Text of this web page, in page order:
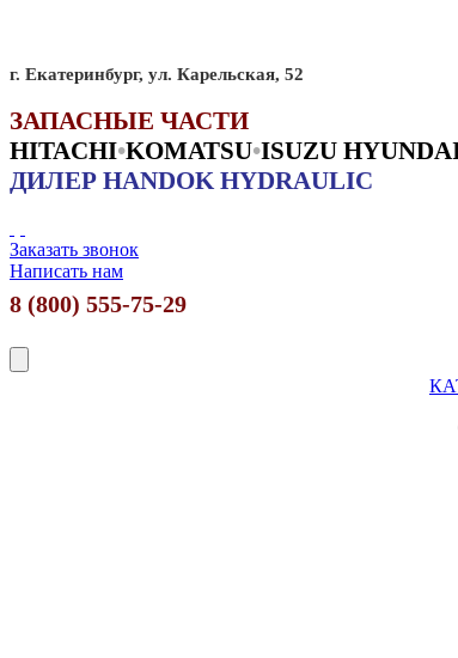
г. Екатеринбург, ул. Карельская, 52
ЗАПАСНЫЕ ЧАСТИ
HITACHI•KOMATSU•ISUZU
ДИЛЕР HANDOK HYDRAULIC
Заказать звонок
Написать нам
8 (800) 555-75-29